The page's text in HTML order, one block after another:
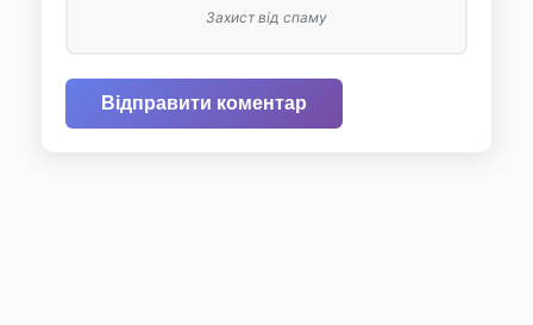
Захист від спаму
Відправити коментар